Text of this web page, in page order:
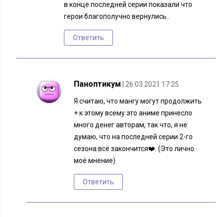
в конце последней серии показали что
герои благополучно вернулись..
Ответить
Паноптикум | 26.03.2021 17:25
Я считаю, что мангу могут продолжить
+ к этому всему это аниме принесло
много денег авторам, так что, я не
думаю, что на последней серии 2-го
сезона всё закончится❤️. (Это лично
моё мнение)
Ответить